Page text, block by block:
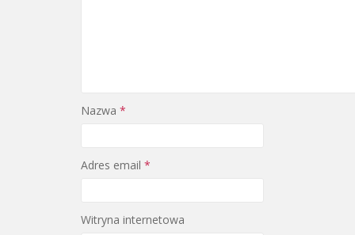
Nazwa *
Adres email *
Witryna internetowa